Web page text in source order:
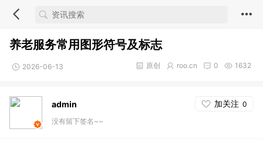
养老服务常用图形符号及标志
2026-06-13 1632
0
roo.cn
原创
admin 加关注 0
没有留下签名~~